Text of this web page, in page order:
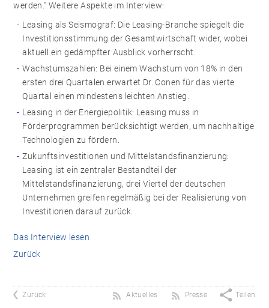
werden." Weitere Aspekte im Interview:
Leasing als Seismograf: Die Leasing-Branche spiegelt die
Investitionsstimmung der Gesamtwirtschaft wider, wobei
aktuell ein gedämpfter Ausblick vorherrscht.
Wachstumszahlen: Bei einem Wachstum von 18% in den
ersten drei Quartalen erwartet Dr. Conen für das vierte
Quartal einen mindestens leichten Anstieg.
Leasing in der Energiepolitik: Leasing muss in
Förderprogrammen berücksichtigt werden, um nachhaltige
Technologien zu fördern.
Zukunftsinvestitionen und Mittelstandsfinanzierung:
Leasing ist ein zentraler Bestandteil der
Mittelstandsfinanzierung, drei Viertel der deutschen
Unternehmen greifen regelmäßig bei der Realisierung von
Investitionen darauf zurück.
Das Interview lesen
Zurück
Zurück Teilen
Presse
Aktuelles